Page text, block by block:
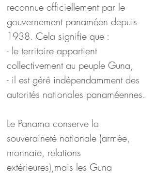
reconnue officiellement par le
gouvernement panaméen depuis
1938. Cela signifie que :
- le territoire appartient
collectivement au peuple Guna,
- il est géré indépendamment des
autorités nationales panaméennes.
Le Panama conserve la
souveraineté nationale (armée,
monnaie, relations
extérieures),mais les Guna